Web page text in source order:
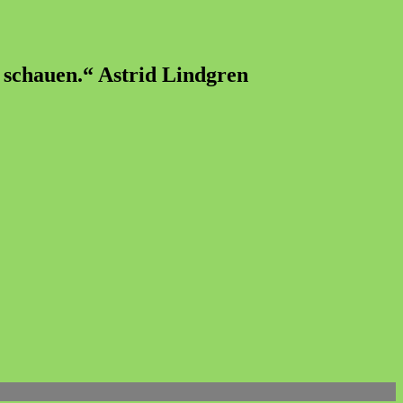
Astrid Lindgren